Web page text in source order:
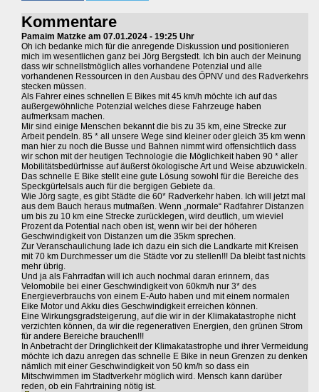
Kommentare
Pamaim Matzke am 07.01.2024 - 19:25 Uhr
Oh ich bedanke mich für die anregende Diskussion und positionieren
mich im wesentlichen ganz bei Jörg Bergstedt. Ich bin auch der Meinung
dass wir schnellstmöglich alles vorhandene Potenzial und alle
vorhandenen Ressourcen in den Ausbau des ÖPNV und des Radverkehrs
stecken müssen.
Als Fahrer eines schnellen E Bikes mit 45 km/h möchte ich auf das
außergewöhnliche Potenzial welches diese Fahrzeuge haben
aufmerksam machen.
Mir sind einige Menschen bekannt die bis zu 35 km, eine Strecke zur
Arbeit pendeln. 85 * all unsere Wege sind kleiner oder gleich 35 km wenn
man hier zu noch die Busse und Bahnen nimmt wird offensichtlich dass
wir schon mit der heutigen Technologie die Möglichkeit haben 90 * aller
Mobilitätsbedürfnisse auf äußerst ökologische Art und Weise abzuwickeln.
Das schnelle E Bike stellt eine gute Lösung sowohl für die Bereiche des
Speckgürtelsals auch für die bergigen Gebiete da.
Wie Jörg sagte, es gibt Städte die 60* Radverkehr haben. Ich will jetzt mal
aus dem Bauch heraus mutmaßen. Wenn „normale“ Radfahrer Distanzen
um bis zu 10 km eine Strecke zurücklegen, wird deutlich, um wieviel
Prozent da Potential nach oben ist, wenn wir bei der höheren
Geschwindigkeit von Distanzen um die 35km sprechen.
Zur Veranschaulichung lade ich dazu ein sich die Landkarte mit Kreisen
mit 70 km Durchmesser um die Städte vor zu stellen!!! Da bleibt fast nichts
mehr übrig.
Und ja als Fahrradfan will ich auch nochmal daran erinnern, das
Velomobile bei einer Geschwindigkeit von 60km/h nur 3* des
Energieverbrauchs von einem E-Auto haben und mit einem normalen
Eike Motor und Akku dies Geschwindigkeit erreichen können.
Eine Wirkungsgradsteigerung, auf die wir in der Klimakatastrophe nicht
verzichten können, da wir die regenerativen Energien, den grünen Strom
für andere Bereiche brauchen!!!
In Anbetracht der Dringlichkeit der Klimakatastrophe und ihrer Vermeidung
möchte ich dazu anregen das schnelle E Bike in neun Grenzen zu denken
nämlich mit einer Geschwindigkeit von 50 km/h so dass ein
Mitschwimmen im Stadtverkehr möglich wird. Mensch kann darüber
reden, ob ein Fahrtraining nötig ist.